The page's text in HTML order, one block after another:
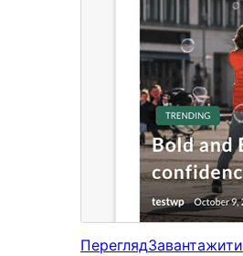
ПереглядЗавантажити